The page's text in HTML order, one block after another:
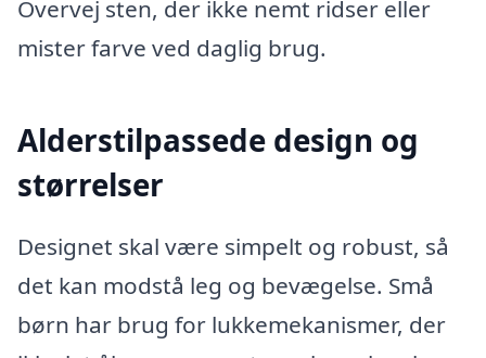
Overvej sten, der ikke nemt ridser eller
mister farve ved daglig brug.
Alderstilpassede design og
størrelser
Designet skal være simpelt og robust, så
det kan modstå leg og bevægelse. Små
børn har brug for lukkemekanismer, der